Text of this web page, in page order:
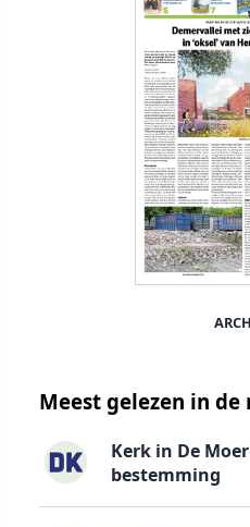
Meest gelezen in de
Kerk in De
bestemming